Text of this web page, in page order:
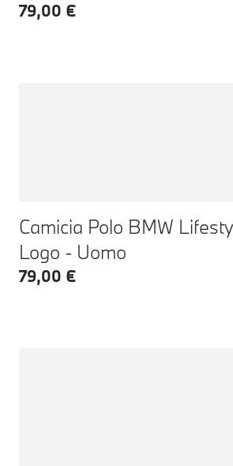
79,00 €
Camicia Polo BMW
Logo - Uomo
79,00 €